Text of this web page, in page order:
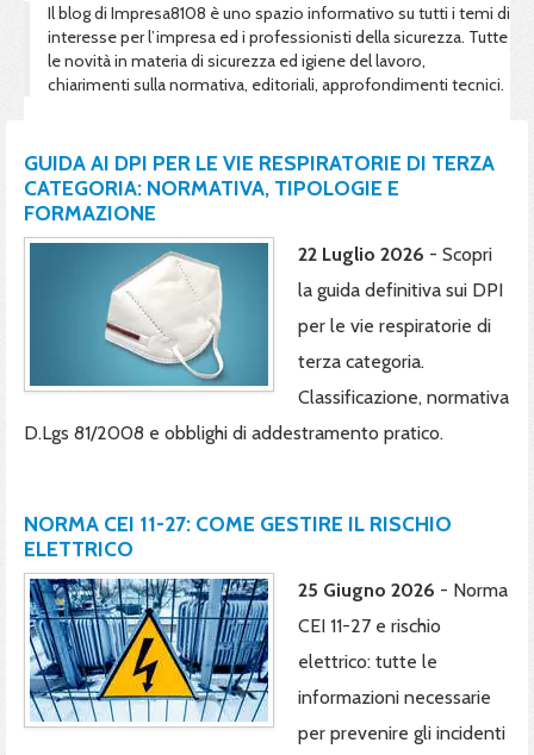
Il blog di Impresa8108 è uno spazio informativo su tutti i temi di
interesse per l’impresa ed i professionisti della sicurezza. Tutte
le novità in materia di sicurezza ed igiene del lavoro,
chiarimenti sulla normativa, editoriali, approfondimenti tecnici.
GUIDA AI DPI PER LE VIE RESPIRATORIE DI TERZA
CATEGORIA: NORMATIVA, TIPOLOGIE E
FORMAZIONE
22 Luglio 2026 - Scopri
la guida definitiva sui DPI
per le vie respiratorie di
terza categoria.
Classificazione, normativa
D.Lgs 81/2008 e obblighi di addestramento pratico.
NORMA CEI 11-27: COME GESTIRE IL RISCHIO
ELETTRICO
25 Giugno 2026 - Norma
CEI 11-27 e rischio
elettrico: tutte le
informazioni necessarie
per prevenire gli incidenti